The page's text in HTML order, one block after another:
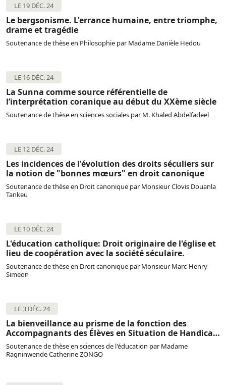
LE 19 DÉC. 24
Le bergsonisme. L'errance humaine, entre triomphe,
drame et tragédie
Soutenance de thèse en Philosophie par Madame Danièle Hedou
LE 16 DÉC. 24
La Sunna comme source référentielle de
l’interprétation coranique au début du XXème siècle
Soutenance de thèse en sciences sociales par M. Khaled Abdelfadeel
LE 12 DÉC. 24
Les incidences de l'évolution des droits séculiers sur
la notion de "bonnes mœurs" en droit canonique
Soutenance de thèse en Droit canonique par Monsieur Clovis Douanla
Tankeu
LE 10 DÉC. 24
L'éducation catholique: Droit originaire de l'église et
lieu de coopération avec la société séculaire.
Soutenance de thèse en Droit canonique par Monsieur Marc-Henry
Simeon
LE 3 DÉC. 24
La bienveillance au prisme de la fonction des
Accompagnants des Élèves en Situation de Handicap
(AESH)
Soutenance de thèse en sciences de l'éducation par Madame
Ragninwende Catherine ZONGO